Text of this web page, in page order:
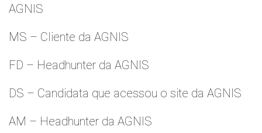
AGNIS
MS – Cliente da AGNIS
FD – Headhunter da AGNIS
DS – Candidata que acessou o site da AGNIS
AM – Headhunter da AGNIS